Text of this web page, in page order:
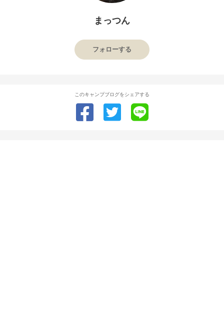
まっつん
フォローする
このキャンプブログをシェアする